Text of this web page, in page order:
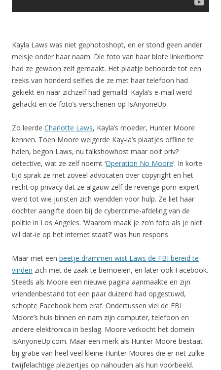
Kayla Laws was niet gephotoshopt, en er stond geen ander
meisje onder haar naam. Die foto van haar blote linkerborst
had ze gewoon zelf gemaakt. Het plaatje behoorde tot een
reeks van honderd selfies die ze met haar telefoon had
gekiekt en naar zichzelf had gemaild. Kayla’s e-mail werd
gehackt en de foto’s verschenen op IsAnyoneUp.
Zo leerde Charlotte Laws, Kayla’s moeder, Hunter Moore
kennen. Toen Moore weigerde Kay-la’s plaatjes offline te
halen, begon Laws, nu talkshowhost maar ooit priv?
detective, wat ze zelf noemt ‘Operation No Moore‘. In korte
tijd sprak ze met zoveel advocaten over copyright en het
recht op privacy dat ze algauw zelf de revenge porn-expert
werd tot wie juristen zich wendden voor hulp. Ze liet haar
dochter aangifte doen bij de cybercrime-afdeling van de
politie in Los Angeles. ‘Waarom maak je zo’n foto als je niet
wil dat-ie op het internet staat?’ was hun respons.
Maar met een beetje drammen wist Laws de FBI bereid te
vinden zich met de zaak te bemoeien, en later ook Facebook.
Steeds als Moore een nieuwe pagina aanmaakte en zijn
vriendenbestand tot een paar duizend had opgestuwd,
schopte Facebook hem eraf. Ondertussen viel de FBI
Moore’s huis binnen en nam zijn computer, telefoon en
andere elektronica in beslag. Moore verkocht het domein
IsAnyoneUp.com. Maar een merk als Hunter Moore bestaat
bij gratie van heel veel kleine Hunter Moores die er net zulke
twijfelachtige pleziertjes op nahouden als hun voorbeeld.